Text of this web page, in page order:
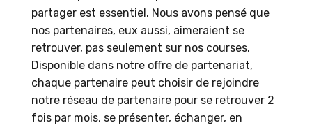
partager est essentiel. Nous avons pensé que
nos partenaires, eux aussi, aimeraient se
retrouver, pas seulement sur nos courses.
Disponible dans notre offre de partenariat,
chaque partenaire peut choisir de rejoindre
notre réseau de partenaire pour se retrouver 2
fois par mois, se présenter, échanger, en